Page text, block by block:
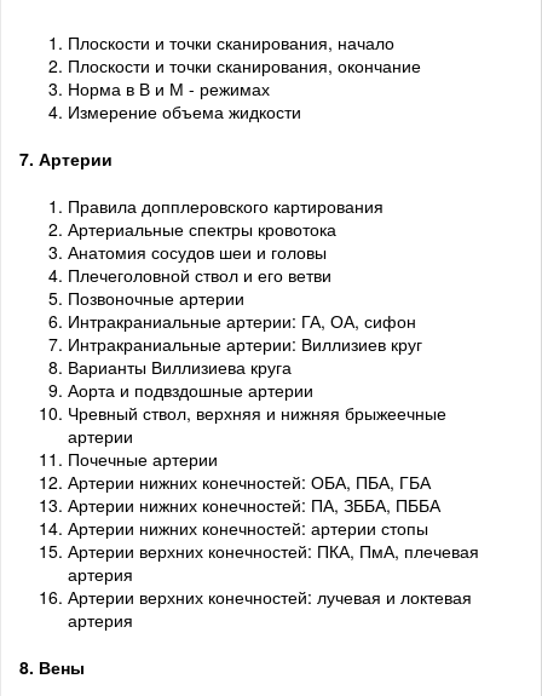
Плоскости и точки сканирования, начало
Плоскости и точки сканирования, окончание
Норма в В и М - режимах
Измерение объема жидкости
7. Артерии
Правила допплеровского картирования
Артериальные спектры кровотока
Анатомия сосудов шеи и головы
Плечеголовной ствол и его ветви
Позвоночные артерии
Интракраниальные артерии: ГА, ОА, сифон
Интракраниальные артерии: Виллизиев круг
Варианты Виллизиева круга
Аорта и подвздошные артерии
Чревный ствол, верхняя и нижняя брыжеечные
артерии
Почечные артерии
Артерии нижних конечностей: ОБА, ПБА, ГБА
Артерии нижних конечностей: ПА, ЗББА, ПББА
Артерии нижних конечностей: артерии стопы
Артерии верхних конечностей: ПКА, ПмА, плечевая
артерия
Артерии верхних конечностей: лучевая и локтевая
артерия
8. Вены